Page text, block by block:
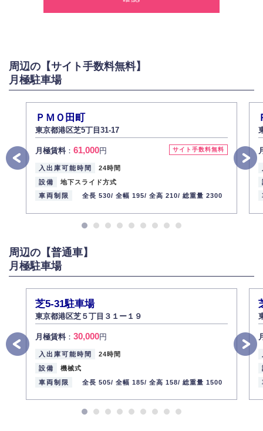
2.個人情報の利用
お問い合わせに対する回答、資料等の送付
採用に関する回答、情報の提供
弊社は取り扱う個人情報の外部への漏洩を防止し、その利用目的に応じて
適切かつ安全に管理します。
4.個人情報の第三者提供
法的義務など正当な理由に基づく要請があった場合を除き、お客様の個人
情報をご本人の同意なく第三者に提供いたしません。
5.個人情報の開示・訂正・削除
お客様ご本人から自己の個人情報開示の請求があった場合、すみやかに開
ん）。
また、個人情報の内容に誤りがあり、ご本人から訂正・追加・削除の請求
6.個人情報管理の社内教育
弊社社員全員が、個人情報の取り扱いについての重要性を理解し、より適
切に管理するよう社内教育を実施してまいります。
代表取締役社長 野口 幸男
周辺の【サイト手数料無料】
月極駐車場
ＰＭＯ田町
東京都港区芝5丁目31-17
サイト手数料無料
月極賃料： 61,000円
入出庫可能時間
24時間
設備
地下スライド方式
車両制限
全長 530/ 全幅 195/ 全高 210/ 総重量 2300
周辺の【普通車】
月極駐車場
芝5-31駐車場
東京都港区芝５丁目３１ー１９
月極賃料： 30,000円
入出庫可能時間
24時間
設備
機械式
車両制限
全長 505/ 全幅 185/ 全高 158/ 総重量 1500